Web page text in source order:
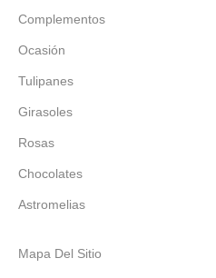
Complementos
Ocasión
Tulipanes
Girasoles
Rosas
Chocolates
Astromelias
Mapa Del Sitio